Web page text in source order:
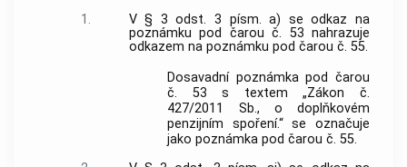
1.
V § 3 odst. 3 písm. a) se odkaz na
poznámku pod čarou č. 53 nahrazuje
odkazem na poznámku pod čarou č. 55.
Dosavadní poznámka pod čarou
č. 53 s textem „Zákon č.
427/2011 Sb., o doplňkovém
penzijním spoření.“ se označuje
jako poznámka pod čarou č. 55.